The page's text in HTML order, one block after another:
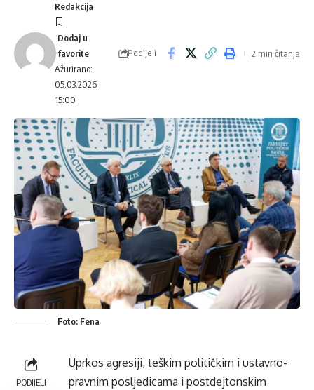
Ažurirano:
05.03.2026
15:00
Redakcija
Podijeli 2 min čitanja
Foto: Fena
PODIJELI
Uprkos agresiji, teškim političkim i ustavno-
pravnim posljedicama i postdejtonskim